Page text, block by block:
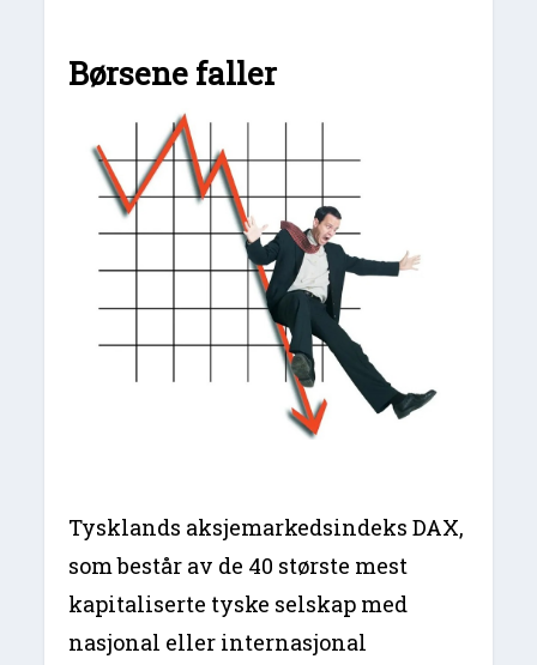
Børsene faller
Tysklands aksjemarkedsindeks DAX,
som består av de 40 største mest
kapitaliserte tyske selskap med
nasjonal eller internasjonal